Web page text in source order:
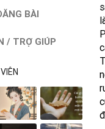
BÀI
/ TRỢ GIÚP